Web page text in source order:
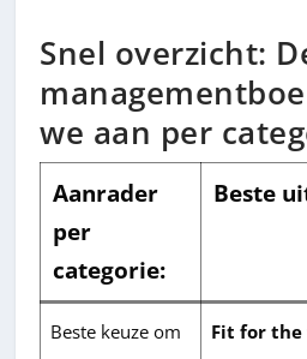
Snel overzicht:
we aan per
Aanrader
per
categorie:
Beste
Beste keuze om
Fit for the